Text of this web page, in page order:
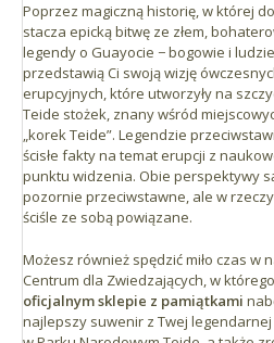
Poprzez magiczną historię, w której
stacza epicką bitwę ze złem,
legendy o Guayocie − bogowie i
przedstawią Ci swoją wizję
erupcyjnych, które utworzyły na
Teide stożek, znany wśród
„korek Teide”. Legendzie
ścisłe fakty na temat erupcji z
punktu widzenia. Obie perspektywy
pozornie przeciwstawne, ale w
ściśle ze sobą powiązane.
Możesz również spędzić miło czas w
Centrum dla Zwiedzających, w którego
oficjalnym sklepie z pamiątkami
najlepszy suwenir z Twej